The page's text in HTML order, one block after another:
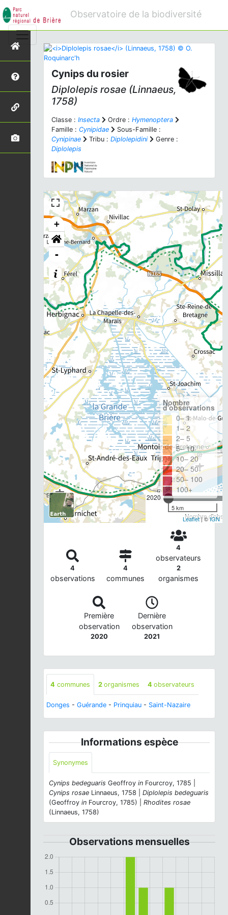
Observatoire de la biodiversité
Cynips du rosier
Diplolepis rosae (Linnaeus,
1758)
Classe : Insecta Ordre : Hymenoptera
Famille : Cynipidae
Sous-Famille :
Cynipinae
Tribu : Diplolepidini
Genre :
Diplolepis
+
-
2020
Nombre
Nombre
d'observations
0– 1
1– 2
2– 5
5– 10
10– 20
20– 50
50– 100
100+
5 km
Leaflet| ©IGN
4
observations
4
communes
4
observateurs
2
organismes
Première
observation
2020
Dernière
observation
2021
4 communes 2 organismes 4 observateurs
Donges - Guérande - Prinquiau - Saint-Nazaire
Informations espèce
Synonymes
Cynips bedeguaris Geoffroy in Fourcroy, 1785 |
Cynips rosae Linnaeus, 1758 | Diplolepis bedeguaris
(Geoffroy in Fourcroy, 1785) | Rhodites rosae
(Linnaeus, 1758)
Observations mensuelles